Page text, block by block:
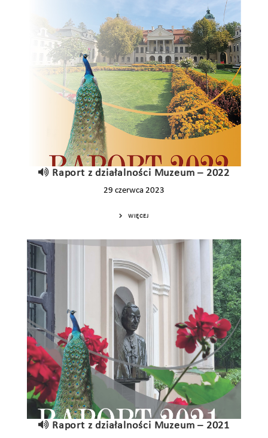
Raport z działalności Muzeum – 2022
29 czerwca 2023
WIĘCEJ
Raport z działalności Muzeum – 2021